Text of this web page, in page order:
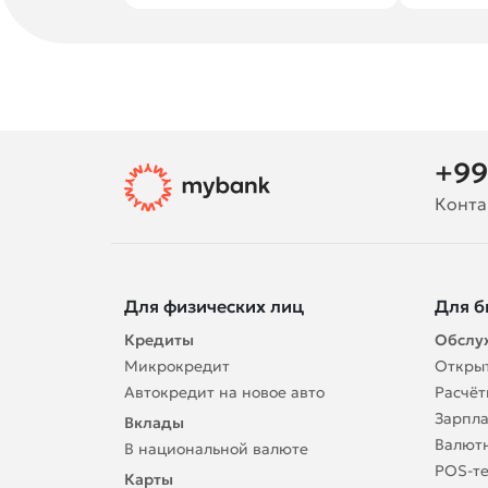
Для физических лиц
Кредиты
Микрокредит
Автокредит на новое авто
Вклады
В национальной валюте
Карты
Для
POS-